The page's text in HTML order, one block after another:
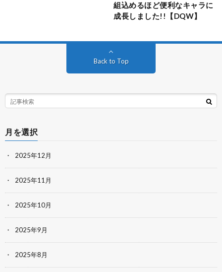
組込めるほど便利なキャラに
成長しました!!【DQW】
Back to Top
月を選択
2025年12月
2025年11月
2025年10月
2025年9月
2025年8月